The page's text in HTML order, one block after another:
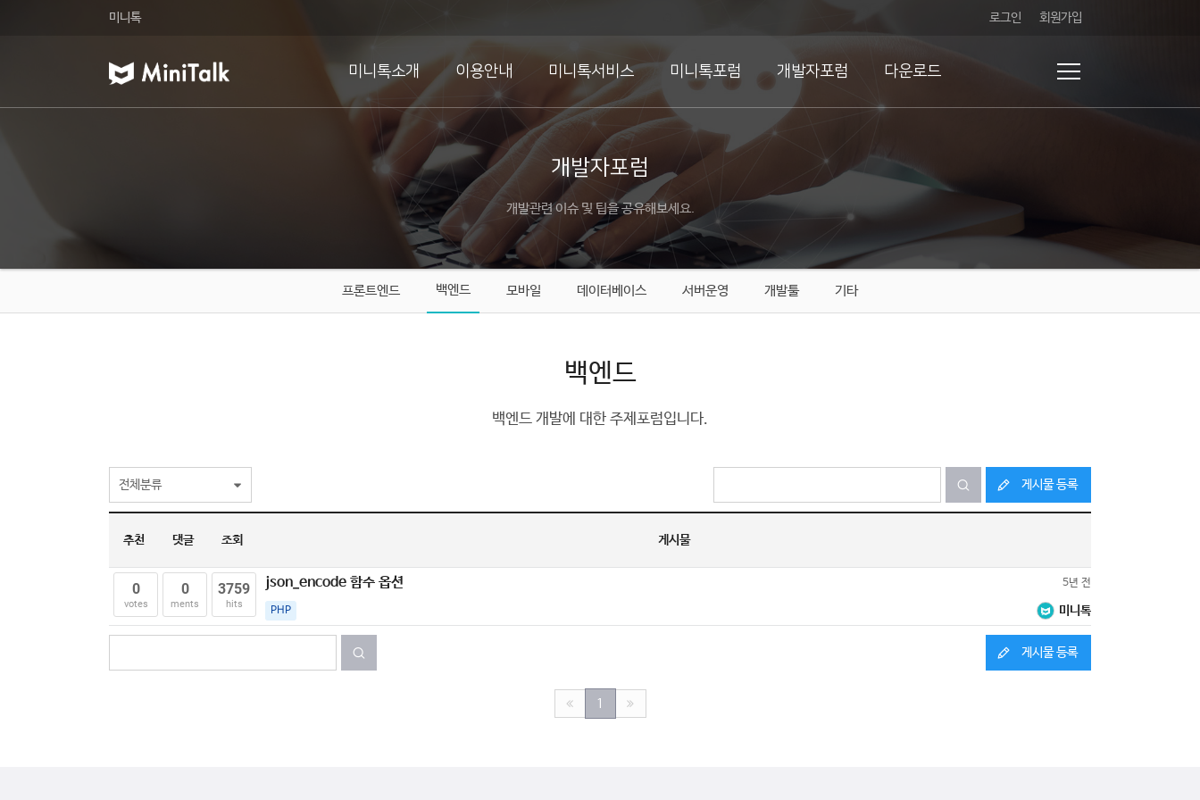
미니톡 로그인 회원가입
미니톡소개 이용안내 미니톡서비스 미니톡포럼 개발자포럼 다운로드
개발자포럼
개발관련 이슈 및 팁을 공유해보세요.
프론트엔드 백엔드 모바일 데이터베이스 서버운영 개발툴 기타
백엔드
백엔드 개발에 대한 주제포럼입니다.
전체분류 게시물 등록
추천 댓글 조회 게시물
0
votes
0
ments
3759
hits
json_encode 함수 옵션 5년 전
PHP 미니톡
게시물 등록
1